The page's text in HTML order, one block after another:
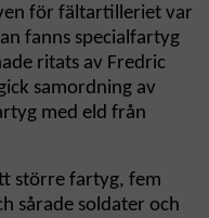
för fältartilleriet var
fanns specialfartyg
ritats av Fredric
samordning av
med eld från
större fartyg, fem
sårade soldater och